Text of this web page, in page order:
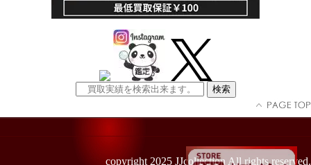
copyright 2025 JJcollection All rights reserved.